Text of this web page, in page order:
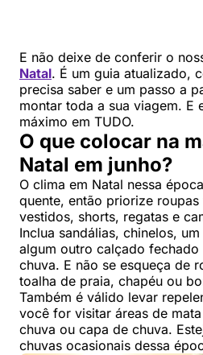
E não deixe de conferir o
Natal. É um guia atualizado,
precisa saber e um passo a
montar toda a sua viagem. E
máximo em TUDO.
O que colocar na
Natal em junho?
O clima em Natal nessa
quente, então priorize
vestidos, shorts, regatas e
Inclua sandálias, chinelos,
algum outro calçado
chuva. E não se esqueça de
toalha de praia, chapéu ou
Também é válido levar
você for visitar áreas de
chuva ou capa de chuva.
chuvas ocasionais dessa